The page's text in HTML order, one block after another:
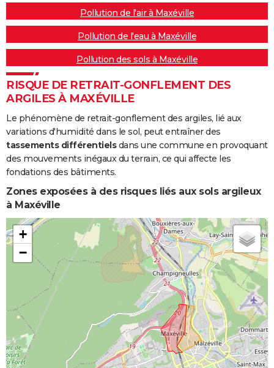
Pollution de l'air à Maxéville
Pollution de l'eau à Maxéville
Pollution des sols à Maxéville
RISQUE DE RETRAIT-GONFLEMENT DES
ARGILES À MAXÉVILLE
Le phénomène de retrait-gonflement des argiles, lié aux
variations d'humidité dans le sol, peut entraîner des
tassements différentielsdans une commune en provoquant
des mouvements inégaux du terrain, ce qui affecte les
fondations des bâtiments.
Zones exposées à des risques liés aux sols argileux
à Maxéville
+
−